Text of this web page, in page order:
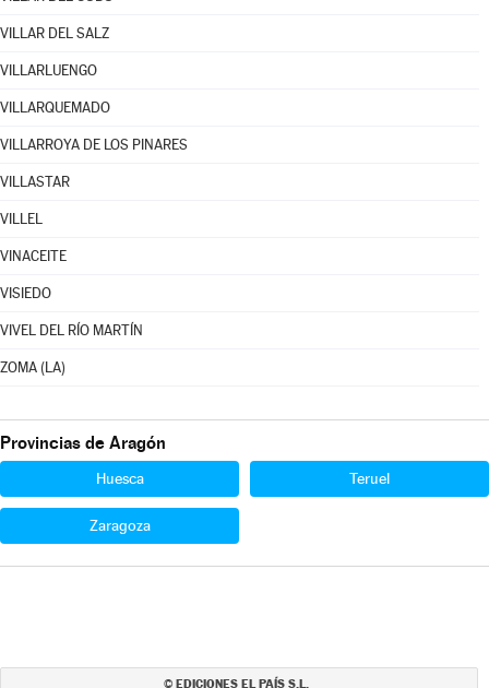
VILLAR DEL SALZ
VILLARLUENGO
VILLARQUEMADO
VILLARROYA DE LOS PINARES
VILLASTAR
VILLEL
VINACEITE
VISIEDO
VIVEL DEL RÍO MARTÍN
ZOMA (LA)
Provincias de Aragón
Huesca Teruel
Zaragoza
© EDICIONES EL PAÍS S.L.